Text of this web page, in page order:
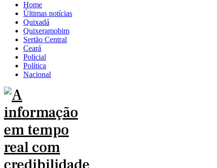
Home
Últimas notícias
Quixadá
Quixeramobim
Sertão Central
Ceará
Policial
Política
Nacional